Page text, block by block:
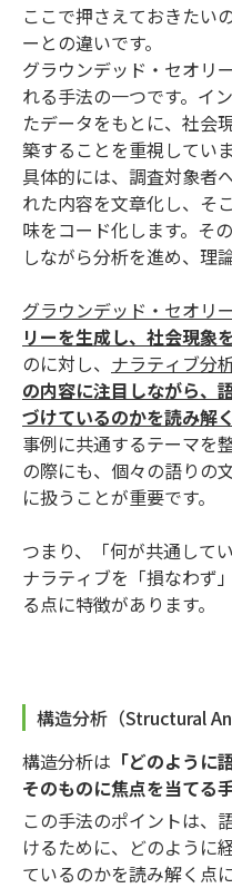
ここで押さえておきたい
ーとの違いです。
グラウンデッド・セオリ
れる手法の一つです。イ
たデータをもとに、社会
築することを重視していま
具体的には、調査対象者
れた内容を文章化し、そ
味をコード化します。そ
しながら分析を進め、理
グラウンデッド・セオリー
リーを生成し、社会現象
のに対し、 ナラティブ分
の内容に注目しながら、
づけているのかを読み解
事例に共通するテーマを
の際にも、個々の語りの
に扱うことが重要です。
つまり、「何が共通して
ナラティブを「損なわず
る点に特徴があります。
構造分析（Structural
構造分析は 「どのよう
そのものに焦点を当てる
この手法のポイントは、
けるために、どのように
ているのかを読み解く点